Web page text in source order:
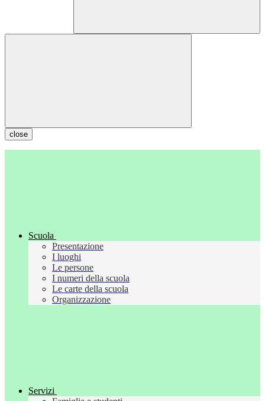
close
Scuola
Presentazione
I luoghi
Le persone
I numeri della scuola
Le carte della scuola
Organizzazione
Servizi